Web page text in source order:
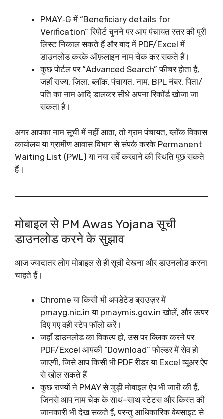
PMAY‑G में “Beneficiary details for
Verification” रिपोर्ट चुनने पर आप पंचायत स्तर की पूरी
लिस्ट निकाल सकते हैं और बाद में PDF/Excel में
डाउनलोड करके ऑफ़लाइन नाम चेक कर सकते हैं।
कुछ पोर्टल पर “Advanced Search” फीचर होता है,
जहाँ राज्य, ज़िला, ब्लॉक, पंचायत, नाम, BPL नंबर, पिता/
पति का नाम आदि डालकर सीधे अपना रिकॉर्ड खोजा जा
सकता है।​
अगर आपका नाम सूची में नहीं आता, तो ग्राम पंचायत, ब्लॉक विकास
कार्यालय या ग्रामीण आवास विभाग से संपर्क करके Permanent
Waiting List (PWL) या नया सर्वे करवाने की स्थिति पूछ सकते
हैं।​
मोबाइल से PM Awas Yojana सूची
डाउनलोड करने के सुझाव
आज ज्यादातर लोग मोबाइल से ही सूची देखना और डाउनलोड करना
चाहते हैं।​
Chrome या किसी भी अपडेटेड ब्राउज़र में
pmayg.nic.in या pmaymis.gov.in खोलें, और ऊपर
दिए गए वही स्टेप फॉलो करें।
जहाँ डाउनलोड का विकल्प हो, उस पर क्लिक करने पर
PDF/Excel आपकी “Download” फोल्डर में सेव हो
जाएगी, जिसे आप किसी भी PDF रीडर या Excel व्यूअर ऐप
से खोल सकते हैं
कुछ राज्यों ने PMAY से जुड़ी मोबाइल ऐप भी जारी की हैं,
जिनसे आप नाम चेक के साथ–साथ स्टेटस और किस्त की
जानकारी भी देख सकते हैं, परन्तु आधिकारिक वेबसाइट से